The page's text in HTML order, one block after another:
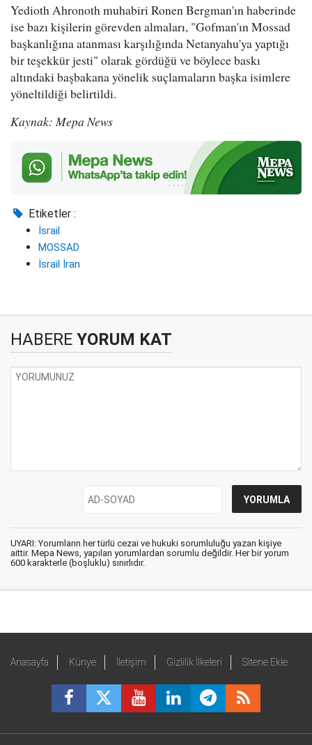
Yedioth Ahronoth muhabiri Ronen Bergman'ın haberinde
ise bazı kişilerin görevden almaları, "Gofman'ın Mossad
başkanlığına atanması karşılığında Netanyahu'ya yaptığı
bir teşekkür jesti" olarak gördüğü ve böylece baskı
altındaki başbakana yönelik suçlamaların başka isimlere
yöneltildiği belirtildi.
Kaynak: Mepa News
Etiketler :
İsrail
MOSSAD
İsrail İran
HABERE YORUM KAT
UYARI: Yorumların her türlü cezai ve hukuki sorumluluğu yazan kişiye
aittir. Mepa News, yapılan yorumlardan sorumlu değildir. Her bir yorum
600 karakterle (boşluklu) sınırlıdır.
Anasayfa Künye İletişim Gizlilik İlkeleri Sitene Ekle